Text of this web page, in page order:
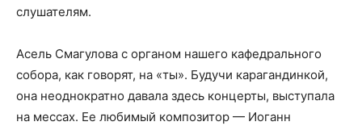
слушателям.
Асель Смагулова с органом нашего кафедрального
собора, как говорят, на «ты». Будучи карагандинкой,
она неоднократно давала здесь концерты, выступала
на мессах. Ее любимый композитор — Иоганн